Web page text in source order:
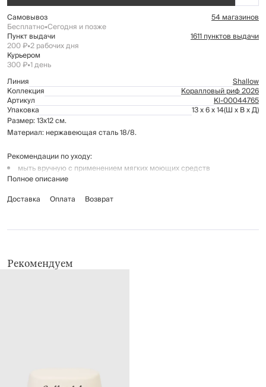
Самовывоз 54 магазинов
Бесплатно•Сегодня и позже
Пункт выдачи 1611 пунктов выдачи
200 ₽•2 рабочих дня
Курьером
300 ₽•1 день
Линия
Shallow
Коллекция Коралловый риф 2026
Артикул Kl-00044765
Упаковка 13 x 6 x 14(Ш x В x Д)
Размер: 13х12 см.
Материал: нержавеющая сталь 18/8.
Рекомендации по уходу:
мыть вручную с применением мягких моющих средств
не использовать для ухода абразивные чистящие средства и
жесткие губки
Полное описание
Доставка
Оплата Возврат
Рекомендуем